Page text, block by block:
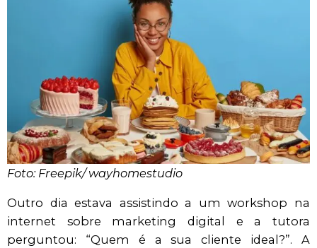
Foto: Freepik/ wayhomestudio
Outro dia estava assistindo a um workshop na
internet sobre marketing digital e a tutora
perguntou: “Quem é a sua cliente ideal?”. A